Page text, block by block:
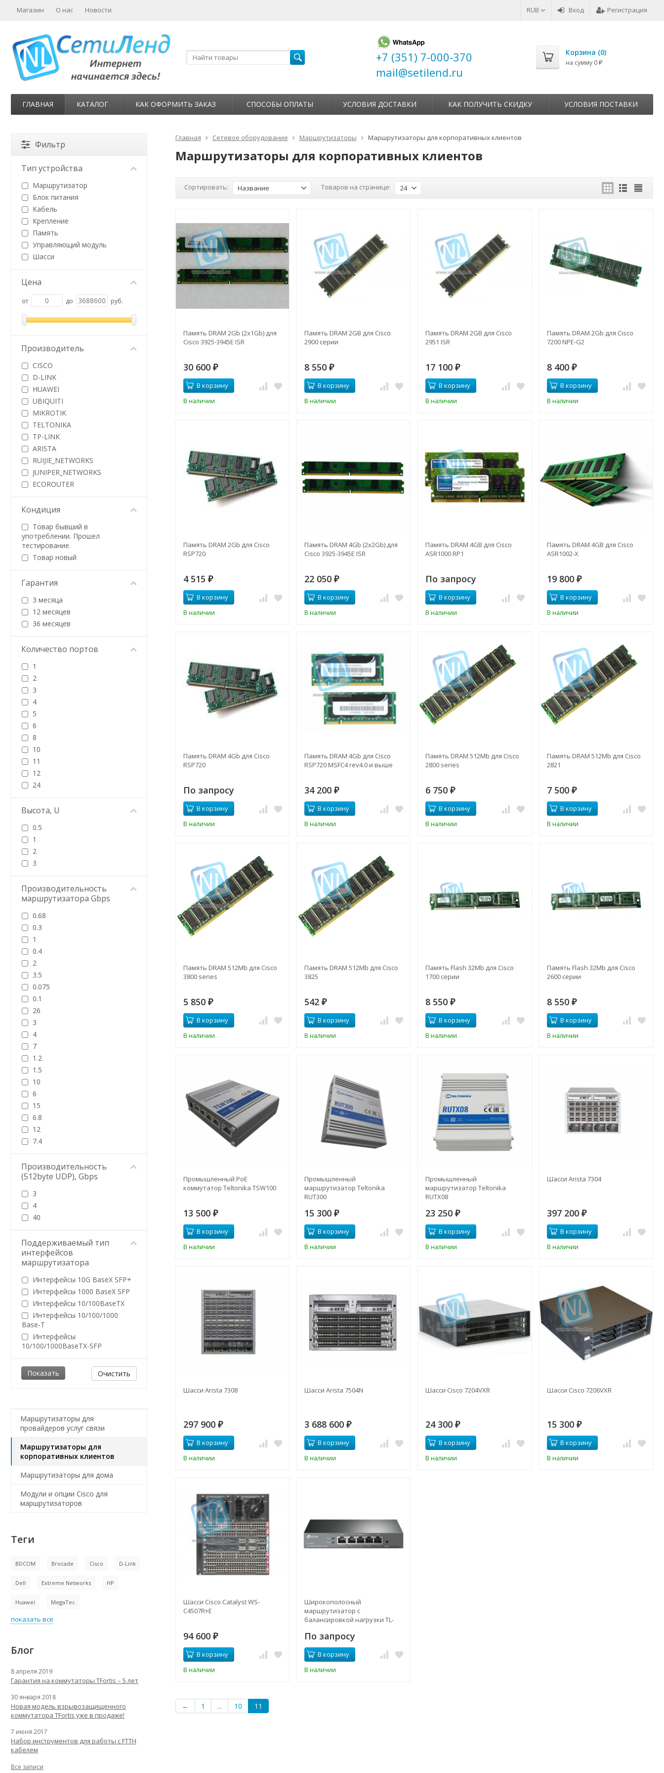
RUB Вход Регистрация
Магазин О нас Новости
+7 (351) 7-000-370
mail@setilend.ru
Корзина (0)
на сумму 0 ₽
ГЛАВНАЯ КАТАЛОГ КАК ОФОРМИТЬ ЗАКАЗ СПОСОБЫ ОПЛАТЫ УСЛОВИЯ ДОСТАВКИ КАК ПОЛУЧИТЬ СКИДКУ УСЛОВИЯ ПОСТАВКИ
Главная Сетевое оборудование Маршрутизаторы Маршрутизаторы для корпоративных клиентов
Маршрутизаторы для корпоративных клиентов
Сортировать: Название Товаров на странице: 24
Память DRAM 2Gb (2x1Gb) для
Cisco 3925-3945E ISR
30 600 ₽
В корзину
В наличии
Память DRAM 2GB для Cisco
2900 серии
8 550 ₽
В корзину
В наличии
Память DRAM 2GB для Cisco
2951 ISR
17 100₽
В корзину
В наличии
Память DRAM 2Gb для Cisco
7200 NPE-G2
8 400 ₽
В корзину
В наличии
Память DRAM 2Gb для Cisco
RSP720
4 515 ₽
В корзину
В наличии
Память DRAM 4Gb (2x2Gb) для
Cisco 3925-3945E ISR
22 050 ₽
В корзину
В наличии
Память DRAM 4GB для Cisco
ASR1000 RP1
По запросу
В корзину
В наличии
Память DRAM 4GB для Cisco
ASR1002-X
19 800 ₽
В корзину
В наличии
Память DRAM 4Gb для Cisco
RSP720
По запросу
В корзину
В наличии
Память DRAM 4Gb для Cisco
RSP720 MSFC4 rev4.0 и выше
34 200 ₽
В корзину
В наличии
Память DRAM 512Mb для Cisco
2800 series
6 750₽
В корзину
В наличии
Память DRAM 512Mb для Cisco
2821
7 500 ₽
В корзину
В наличии
Память DRAM 512Mb для Cisco
3800 series
5 850 ₽
В корзину
В наличии
Память DRAM 512Mb для Cisco
3825
542 ₽
В корзину
В наличии
Память Flash 32Mb для Cisco
1700 серии
8 550₽
В корзину
В наличии
Память Flash 32Mb для Cisco
2600 серии
8 550 ₽
В корзину
В наличии
Промышленный PoE
коммутатор Teltonika TSW100
13 500 ₽
В корзину
В наличии
Промышленный
маршрутизатор Teltonika
RUT300
15 300 ₽
В корзину
В наличии
Промышленный
маршрутизатор Teltonika
RUTX08
23 250₽
В корзину
В наличии
Шасси Arista 7304
397 200 ₽
В корзину
В наличии
Шасси Arista 7308
297 900 ₽
В корзину
В наличии
Шасси Arista 7504N
3 688 600 ₽
В корзину
В наличии
Шасси Cisco 7204VXR
24 300₽
В корзину
В наличии
Шасси Cisco 7206VXR
15 300 ₽
В корзину
В наличии
Шасси Cisco Catalyst WS-
C4507R+E
94 600 ₽
В корзину
В наличии
Широкополосный
маршрутизатор с
балансировкой нагрузки TL-
По запросу
В корзину
В наличии
← 1 ... 10 11
Фильтр
Тип устройства
Маршрутизатор
Блок питания
Кабель
Крепление
Память
Управляющий модуль
Шасси
Цена
от до руб.
Производитель
CISCO
D-LINK
HUAWEI
UBIQUITI
MIKROTIK
TELTONIKA
TP-LINK
ARISTA
RUIJIE_NETWORKS
JUNIPER_NETWORKS
ECOROUTER
Кондиция
Товар бывший в
употреблении. Прошел
тестирование.
Товар новый
Гарантия
3 месяца
12 месяцев
36 месяцев
Количество портов
1
2
3
4
5
6
8
10
11
12
24
Высота, U
0.5
1
2
3
Производительность
маршрутизатора Gbps
0.68
0.3
1
0.4
2
3.5
0.075
0.1
26
3
4
7
1.2
1.5
10
6
15
6.8
12
7.4
Производительность
(512byte UDP), Gbps
3
4
40
Поддерживаемый тип
интерфейсов
маршрутизатора
Интерфейсы 10G BaseX SFP+
Интерфейсы 1000 BaseX SFP
Интерфейсы 10/100BaseTX
Интерфейсы 10/100/1000
Base-T
Интерфейсы
10/100/1000BaseTX-SFP
Очистить
Маршрутизаторы для
провайдеров услуг связи
Маршрутизаторы для
корпоративных клиентов
Маршрутизаторы для дома
Модули и опции Cisco для
маршрутизаторов
Теги
BDCOM Brocade Cisco D-Link
Dell Extreme Networks HP
Huawei MegaTec
показать все
Блог
8 апреля 2019
Гарантия на коммутаторы TFortis – 5 лет
30 января 2018
Новая модель взрывозащищенного
коммутатора TFortis уже в продаже!
7 июня 2017
Набор инструментов для работы с FTTH
кабелем
Все записи